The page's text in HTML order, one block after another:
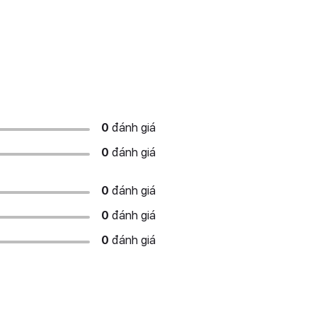
0 đánh giá
0 đánh giá
0 đánh giá
0 đánh giá
0 đánh giá